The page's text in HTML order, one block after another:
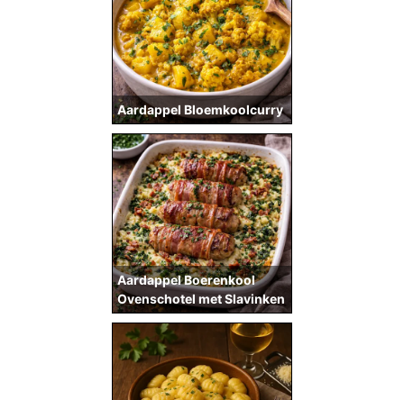
Aardappel Bloemkoolcurry
Aardappel Boerenkool
Ovenschotel met Slavinken